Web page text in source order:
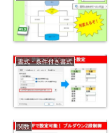
書式・条件付き書式
関数